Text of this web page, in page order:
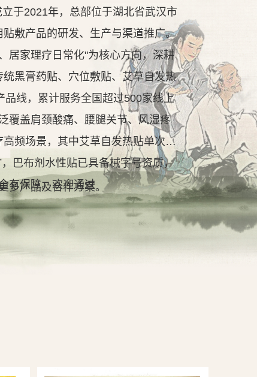
于2021年，总部位于湖北省武汉市
敷产品的研发、生产与渠道推广。
居家理疗日常化"为核心方向，深耕
黑膏药贴、穴位敷贴、艾草自发热
品线，累计服务全国超过500家线上
覆盖肩颈酸痛、腰腿关节、风湿疼
频场景，其中艾草自发热贴单次持
巴布剂水性贴已具备械字号资质，
有保障。欢迎通过
多产品及合作方案。